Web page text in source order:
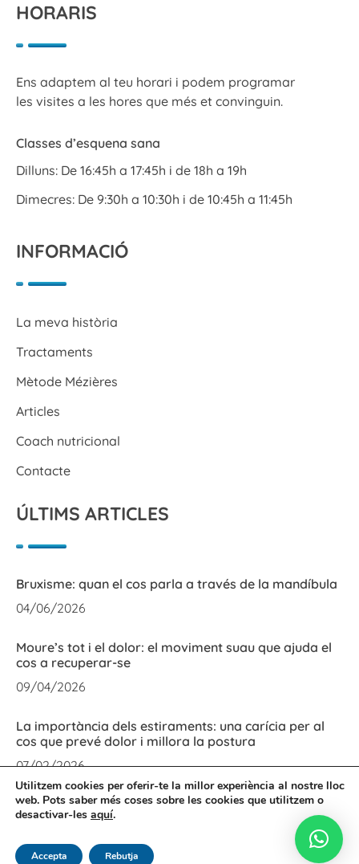
HORARIS
Ens adaptem al teu horari i podem programar
les visites a les hores que més et convinguin.
Classes d’esquena sana
Dilluns: De 16:45h a 17:45h i de 18h a 19h
Dimecres: De 9:30h a 10:30h i de 10:45h a 11:45h
INFORMACIÓ
La meva història
Tractaments
Mètode Mézières
Articles
Coach nutricional
Contacte
ÚLTIMS ARTICLES
Bruxisme: quan el cos parla a través de la mandíbula
04/06/2026
Moure’s tot i el dolor: el moviment suau que ajuda el
cos a recuperar-se
09/04/2026
La importància dels estiraments: una carícia per al
cos que prevé dolor i millora la postura
07/02/2026
© 2026 ES FISIO - Tots els drets reservats
Avís LegalPolítica de Cookies
Utilitzem cookies per oferir-te la millor experiència al nostre lloc
web. Pots saber més coses sobre les cookies que utilitzem o
desactivar-les aquí.
Accepta Rebutja